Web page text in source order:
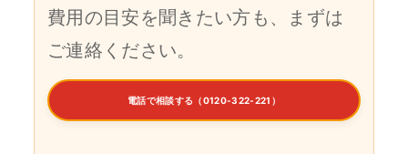
費用の目安を聞きたい方も、まずは
ご連絡ください。
電話で相談する（0120-322-221）